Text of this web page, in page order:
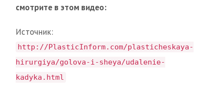
смотрите в этом видео:
Источник:
http://PlasticInform.com/plasticheskaya-
hirurgiya/golova-i-sheya/udalenie-
kadyka.html